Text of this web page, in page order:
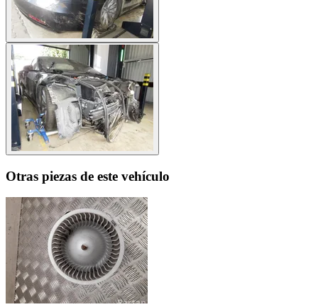
Otras piezas de este vehículo